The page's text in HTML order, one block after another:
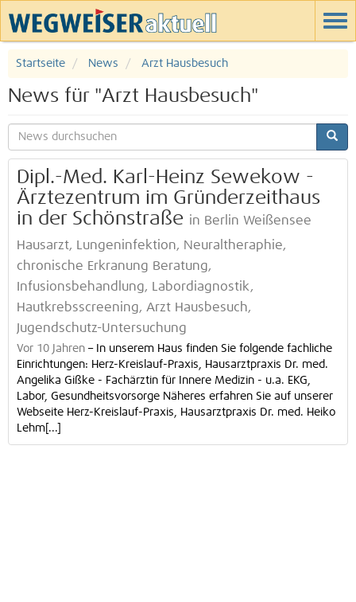
Startseite News Arzt Hausbesuch
News für "Arzt Hausbesuch"
Dipl.-Med. Karl-Heinz Sewekow -
Ärztezentrum im Gründerzeithaus
in der Schönstraße in Berlin Weißensee
Hausarzt, Lungeninfektion, Neuraltheraphie,
chronische Erkranung Beratung,
Infusionsbehandlung, Labordiagnostik,
Hautkrebsscreening, Arzt Hausbesuch,
Jugendschutz-Untersuchung
Vor 10 Jahren – In unserem Haus finden Sie folgende fachliche
Einrichtungen: Herz-Kreislauf-Praxis, Hausarztpraxis Dr. med.
Angelika Gißke - Fachärztin für Innere Medizin - u.a. EKG,
Labor, Gesundheitsvorsorge Näheres erfahren Sie auf unserer
Webseite Herz-Kreislauf-Praxis, Hausarztpraxis Dr. med. Heiko
Lehm[...]